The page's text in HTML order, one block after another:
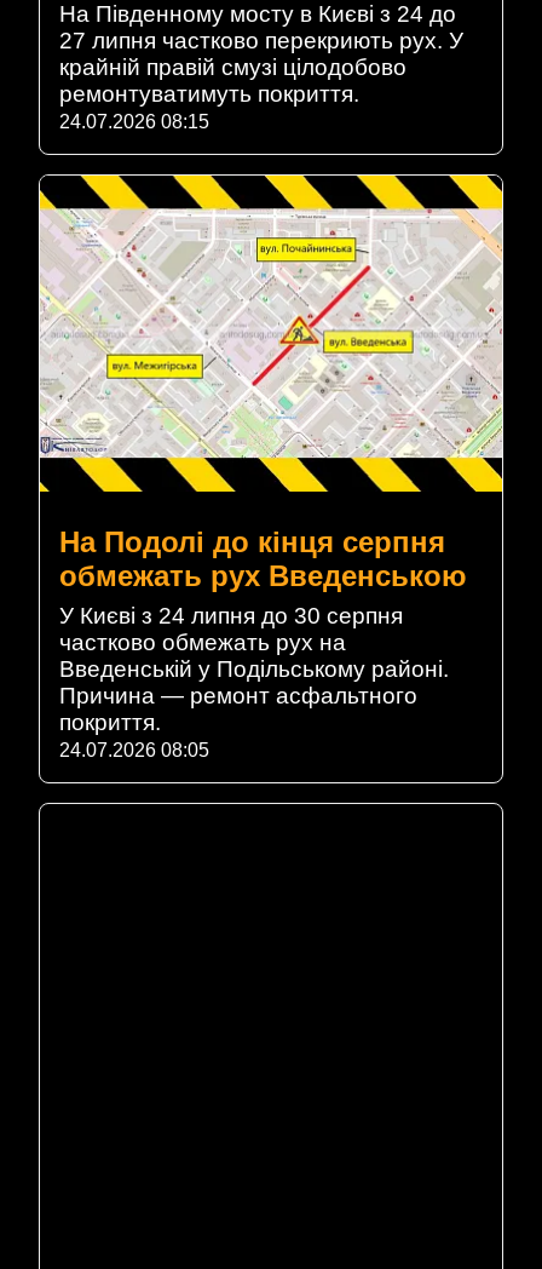
На Південному мосту в Києві з 24 до
27 липня частково перекриють рух. У
крайній правій смузі цілодобово
ремонтуватимуть покриття.
24.07.2026 08:15
На Подолі до кінця серпня
обмежать рух Введенською
У Києві з 24 липня до 30 серпня
частково обмежать рух на
Введенській у Подільському районі.
Причина — ремонт асфальтного
покриття.
24.07.2026 08:05